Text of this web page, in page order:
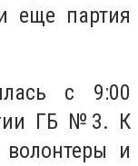
еще партия
с 9:00
ГБ №3. К
волонтеры и